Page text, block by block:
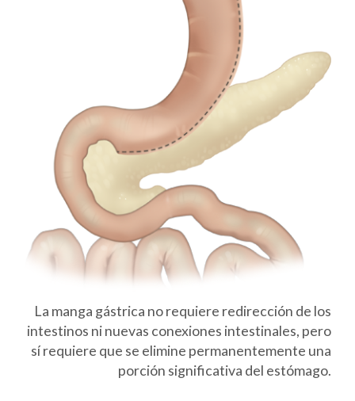
La manga gástrica no requiere redirección de los
intestinos ni nuevas conexiones intestinales, pero
sí requiere que se elimine permanentemente una
porción significativa del estómago.